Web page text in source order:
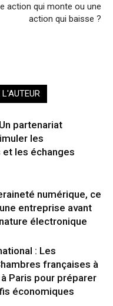
action qui monte ou une
action qui baisse ?
partenariat
les
les échanges
numérique, ce
entreprise avant
électronique
: Les
françaises à
Paris pour préparer
économiques